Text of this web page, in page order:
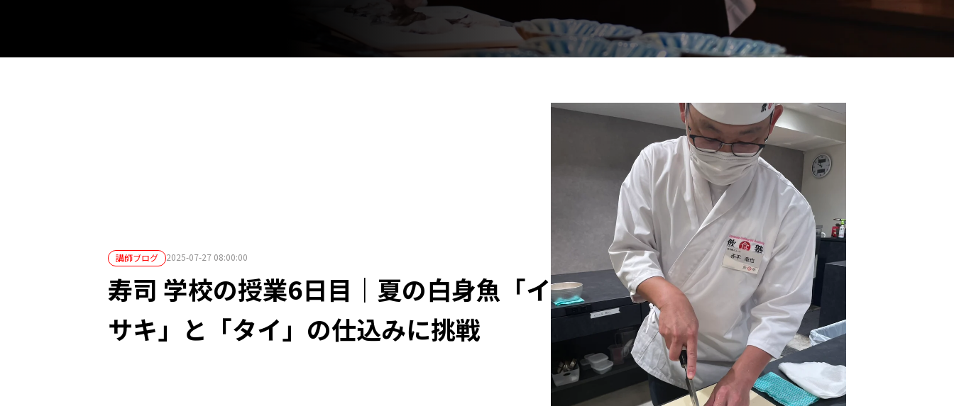
講師ブログ 2025-07-27 08:00:00
寿司 学校の授業6日目｜夏の白身魚「イ
サキ」と「タイ」の仕込みに挑戦